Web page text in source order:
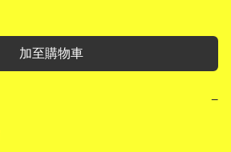
加至購物車
−